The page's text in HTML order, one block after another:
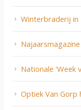
Winterbraderij in
Nationale 'Week
Optiek Van Gorp